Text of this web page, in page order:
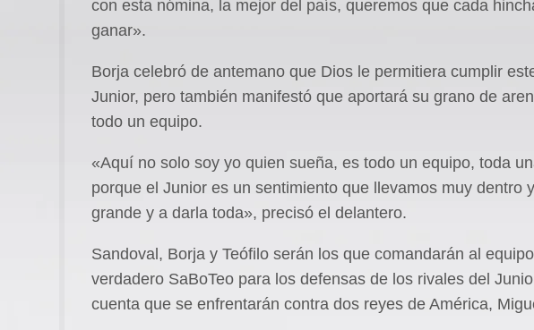
con esta nómina, la mejor del país, queremos que cada
ganar».
Borja celebró de antemano que Dios le permitiera cumplir
Junior, pero también manifestó que aportará su grano de
todo un equipo.
«Aquí no solo soy yo quien sueña, es todo un equipo, toda
porque el Junior es un sentimiento que llevamos muy dentro
grande y a darla toda», precisó el delantero.
Sandoval, Borja y Teófilo serán los que comandarán al
verdadero SaBoTeo para los defensas de los rivales del
cuenta que se enfrentarán contra dos reyes de América,